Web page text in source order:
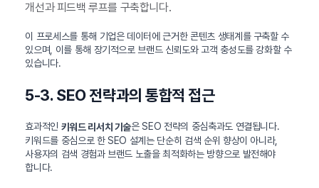
개선과 피드백 루프를 구축합니다.
이 프로세스를 통해 기업은 데이터에 근거한 콘텐츠 생태계를 구축할 수
있으며, 이를 통해 장기적으로 브랜드 신뢰도와 고객 충성도를 강화할 수
있습니다.
5-3. SEO 전략과의 통합적 접근
효과적인 키워드 리서치 기술은 SEO 전략의 중심축과도 연결됩니다.
키워드를 중심으로 한 SEO 설계는 단순히 검색 순위 향상이 아니라,
사용자의 검색 경험과 브랜드 노출을 최적화하는 방향으로 발전해야
합니다.